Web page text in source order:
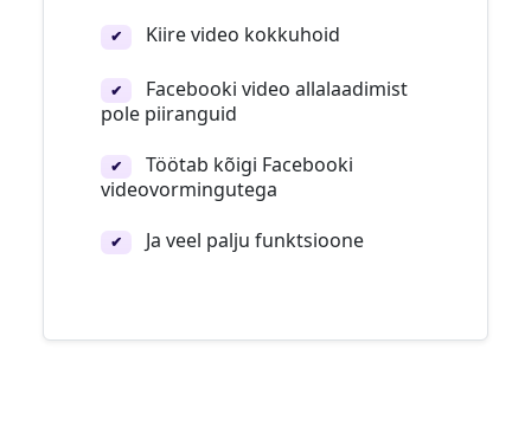
✔ Kiire video kokkuhoid
✔
Facebooki video allalaadimist
pole piiranguid
✔
Töötab kõigi Facebooki
videovormingutega
✔ Ja veel palju funktsioone